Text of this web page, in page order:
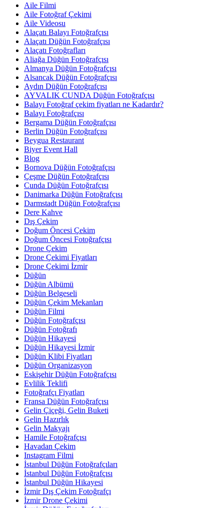
Aile Filmi
Aile Fotoğraf Çekimi
Aile Videosu
Alaçatı Balayı Fotoğrafçısı
Alaçatı Düğün Fotoğrafçısı
Alaçatı Fotoğrafları
Aliağa Düğün Fotoğrafçısı
Almanya Düğün Fotoğrafçısı
Alsancak Düğün Fotoğrafçısı
Aydın Düğün Fotoğrafçısı
AYVALIK CUNDA Düğün Fotoğrafçısı
Balayı Fotoğraf çekim fiyatları ne Kadardır?
Balayı Fotoğrafçısı
Bergama Düğün Fotoğrafçısı
Berlin Düğün Fotoğrafçısı
Beygua Restaurant
Biyer Event Hall
Blog
Bornova Düğün Fotoğrafçısı
Çeşme Düğün Fotoğrafçısı
Cunda Düğün Fotoğrafçısı
Danimarka Düğün Fotoğrafçısı
Darmstadt Düğün Fotoğrafçısı
Dere Kahve
Dış Çekim
Doğum Öncesi Çekim
Doğum Öncesi Fotoğrafçısı
Drone Çekim
Drone Çekimi Fiyatları
Drone Çekimi İzmir
Düğün
Düğün Albümü
Düğün Belgeseli
Düğün Çekim Mekanları
Düğün Filmi
Düğün Fotoğrafçısı
Düğün Fotoğrafı
Düğün Hikayesi
Düğün Hikayesi İzmir
Düğün Klibi Fiyatları
Düğün Organizasyon
Eskişehir Düğün Fotoğrafçısı
Evlilik Teklifi
Fotoğrafçı Fiyatları
Fransa Düğün Fotoğrafçısı
Gelin Çiçeği, Gelin Buketi
Gelin Hazırlık
Gelin Makyajı
Hamile Fotoğrafçısı
Havadan Çekim
Instagram Filmi
İstanbul Düğün Fotoğrafçıları
İstanbul Düğün Fotoğrafçısı
İstanbul Düğün Hikayesi
İzmir Dış Çekim Fotoğrafçı
İzmir Drone Çekimi